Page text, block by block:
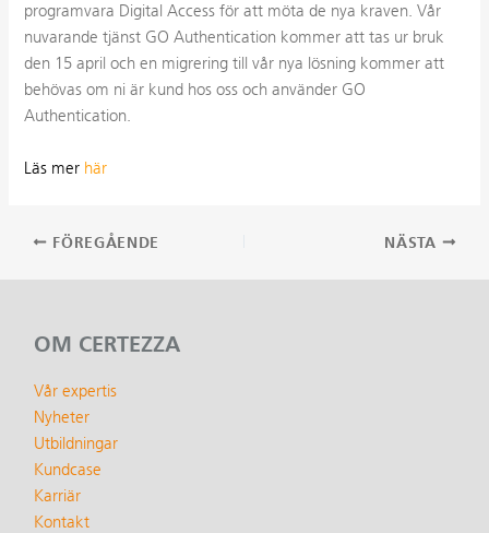
programvara Digital Access för att möta de nya kraven. Vår
nuvarande tjänst GO Authentication kommer att tas ur bruk
den 15 april och en migrering till vår nya lösning kommer att
behövas om ni är kund hos oss och använder GO
Authentication.
Läs mer här
Inläggsnavigering
FÖREGÅENDE NÄSTA
OM CERTEZZA
Vår expertis
Nyheter
Utbildningar
Kundcase
Karriär
Kontakt